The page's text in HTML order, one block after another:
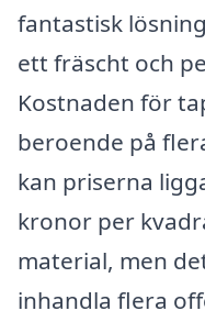
fantastisk
ett fräscht och
Kostnaden för
beroende på
kan priserna
kronor per
material, men
inhandla flera